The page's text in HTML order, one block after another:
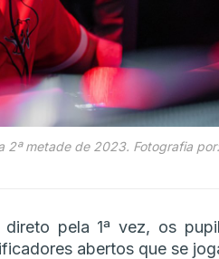
2ª metade de 2023. Fotografia
pela 1ª vez, os
abertos que se